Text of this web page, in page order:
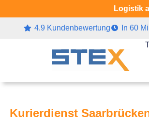
Logistik
4.9 Kundenbewertung In 60
Kurierdienst